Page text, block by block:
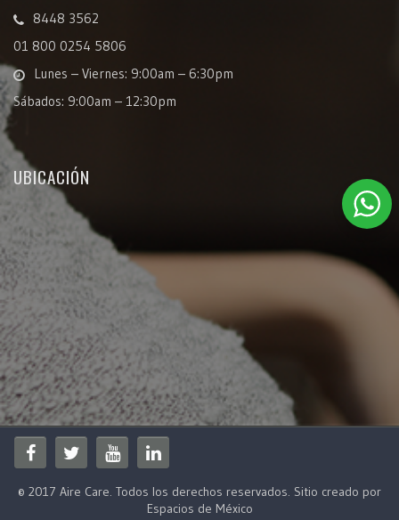
8448 3562
01 800 0254 5806
Lunes – Viernes: 9:00am – 6:30pm
Sábados: 9:00am – 12:30pm
UBICACIÓN
© 2017 Aire Care. Todos los derechos reservados. Sitio creado por
Espacios de México